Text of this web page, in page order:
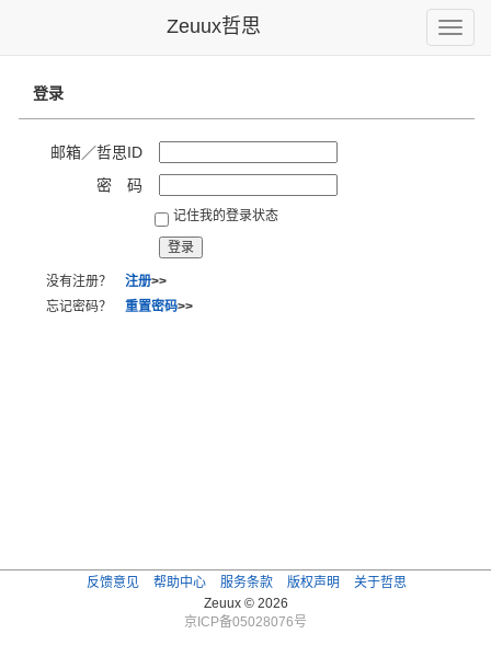
Toggle
Zeuux哲思
登录
邮箱／哲思ID
密 码
记住我的登录状态
没有注册？ 注册>>
忘记密码？ 重置密码>>
反馈意见 帮助中心 服务条款 版权声明
关于哲思
Zeuux © 2026
京ICP备05028076号